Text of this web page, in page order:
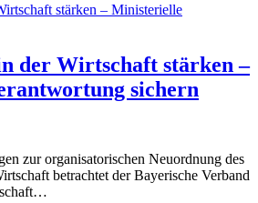
der Wirtschaft stärken –
sichern
zur organisatorischen Neuordnung des
betrachtet der Bayerische Verband